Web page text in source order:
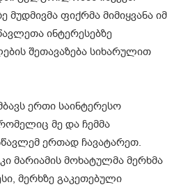
ფიქრმა მიმიყვანა იმ
ინტერესებზე
შეთავაზება სიხარულით
ერთი საინტერესო
მე და ჩემმა
ერთად ჩავატარეთ.
მარიამის მოხატულმა მერხმა
მერხზე გაკეთებული